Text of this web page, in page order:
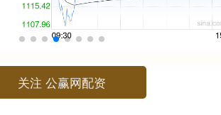
关注 公赢网配资